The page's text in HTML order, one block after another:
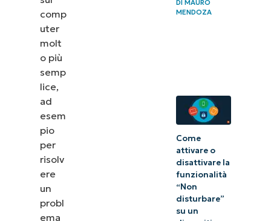
riepilogo
comp
uter
molt
o più
semp
lice,
ad
esem
pio
per
risolv
ere
un
probl
ema
DIMAURO
MENDOZA
Come
attivare o
disattivare la
funzionalità
“Non
disturbare”
su un